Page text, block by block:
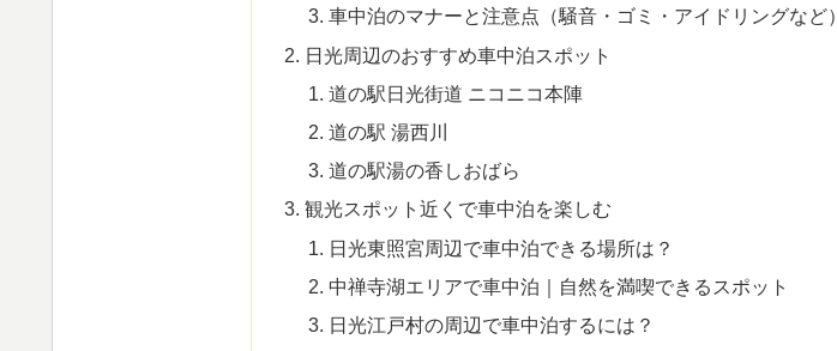
車中泊のマナーと注意点（騒音・ゴミ・アイドリングなど）
日光周辺のおすすめ車中泊スポット
道の駅日光街道 ニコニコ本陣
道の駅 湯西川
道の駅湯の香しおばら
観光スポット近くで車中泊を楽しむ
日光東照宮周辺で車中泊できる場所は？
中禅寺湖エリアで車中泊｜自然を満喫できるスポット
日光江戸村の周辺で車中泊するには？